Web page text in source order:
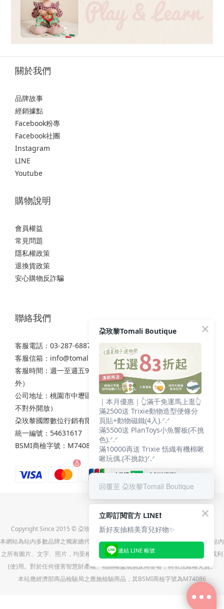
關於我們
品牌故事
經銷據點
Facebook粉專
Facebook社團
Instagram
LINE
Youtube
購物說明
會員權益
常見問題
隱私權政策
退換貨政策
安心購物反詐騙
聯絡我們
客服電話：03-287-6887
客服信箱： info@tomali.com.tw
客服時間：週一至週五9:00-12:00 / 13:00-17:00（國定假日除
外）
公司地址：桃園市中壢區西園路111之2號7樓（非實體店面，
不對外開放）
朶玫黎國際數位行銷有限公司
統一編號：54631617
BSMI商檢字號：M74086
Copyright Since 2015 © 朶玫黎國際數位行銷有限公司(統一編號:54631617)
本網站為站內多數品牌之獨家總代理-朶玫黎國際數位行銷有限公司之直營官網，站內
之所有圖片、文字、照片，均受相關法令保障，未經同意，不得任意重製、轉載或利
(使)用。對於任何侵害智慧財產權、相關權益或損及商譽者，將依法維權究責。
本站應經濟部商品檢驗局之應施檢驗商品，其BSMI商檢字號為M74086
朶玫黎Tomali Boutique
｜本月優惠｜👆滿千免運馬上逛👆
滿2500送 Trixie動物造型便條分
頁貼+動物磁鐵(4入).ᐟ.ᐟ
滿5500送 PlanToys小魚響板(不挑
色).ᐟ.ᐟ
滿10000再送 Trixie 恬織有機棉啾
啾玩偶.(不挑款)ᐟ.ᐟ
回覆至 朶玫黎Tomali Boutique
立即訂閱官方 LINE❗
新好友抽精美育兒好物✨
連結 LINE 帳號